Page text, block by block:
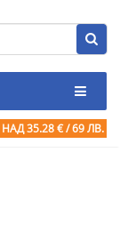
НАД 35.28 € / 69 ЛВ.